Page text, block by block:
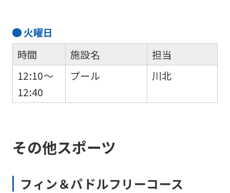
火曜日
時間
12:10～
12:40
施設名
プール
担当
川北
その他スポーツ
フィン＆パドルフリーコース